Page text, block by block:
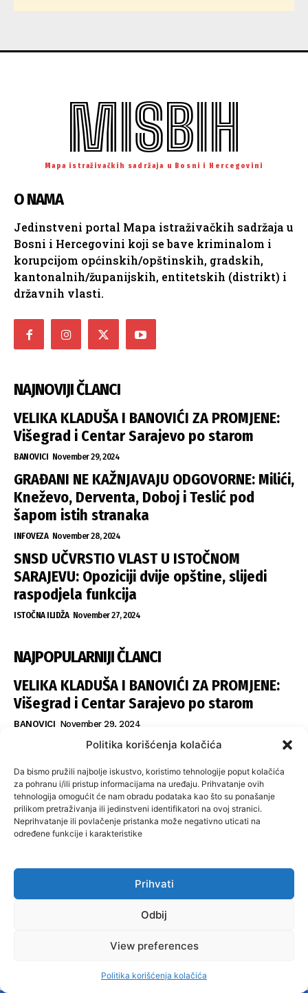
Politika korišćenja kolačića
Da bismo pružili najbolje iskustvo, koristimo tehnologije poput kolačića
za pohranu i/ili pristup informacijama na uređaju. Prihvatanje ovih
tehnologija omogućit će nam obradu podataka kao što su ponašanje
prilikom pretraživanja ili jedinstveni identifikatori na ovoj stranici.
Neprihvatanje ili povlačenje pristanka može negativno uticati na
određene funkcije i karakteristike
Prihvati
Odbij
View preferences
Politika korišćenja kolačića
MISBIH
Mapa istraživačkih sadržaja u Bosni i Hercegovini
O NAMA
Jedinstveni portal Mapa istraživačkih sadržaja u
Bosni i Hercegovini koji se bave kriminalom i
korupcijom općinskih/opštinskih, gradskih,
kantonalnih/županijskih, entitetskih (distrikt) i
državnih vlasti.
NAJNOVIJI ČLANCI
VELIKA KLADUŠA I BANOVIĆI ZA PROMJENE:
Višegrad i Centar Sarajevo po starom
BANOVICI November 29, 2024
GRAĐANI NE KAŽNJAVAJU ODGOVORNE: Milići,
Kneževo, Derventa, Doboj i Teslić pod
šapom istih stranaka
INFOVEZA November 28, 2024
SNSD UČVRSTIO VLAST U ISTOČNOM
SARAJEVU: Opoziciji dvije opštine, slijedi
raspodjela funkcija
ISTOČNA ILIDŽA November 27, 2024
NAJPOPULARNIJI ČLANCI
VELIKA KLADUŠA I BANOVIĆI ZA PROMJENE:
Višegrad i Centar Sarajevo po starom
BANOVICI November 29, 2024
GRAĐANI NE KAŽNJAVAJU ODGOVORNE: Milići,
Kneževo, Derventa, Doboj i Teslić pod
šapom istih stranaka
INFOVEZA November 28, 2024
SNSD UČVRSTIO VLAST U ISTOČNOM
SARAJEVU: Opoziciji dvije opštine, slijedi
November 27, 2024
Politika privatnosti Kontakt
Politika korišćenja kolačića Impresum